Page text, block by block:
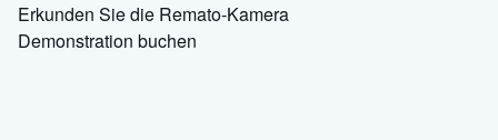
Erkunden Sie die Remato-Kamera
Demonstration buchen